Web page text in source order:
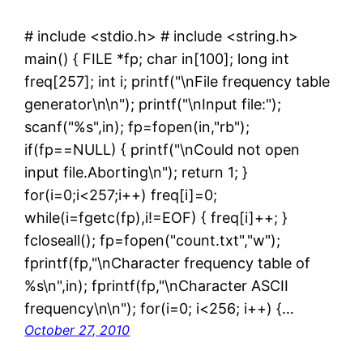
# include <stdio.h> # include <string.h>
main() { FILE *fp; char in[100]; long int
freq[257]; int i; printf("\nFile frequency table
generator\n\n"); printf("\nInput file:");
scanf("%s",in); fp=fopen(in,"rb");
if(fp==NULL) { printf("\nCould not open
input file.Aborting\n"); return 1; }
for(i=0;i<257;i++) freq[i]=0;
while(i=fgetc(fp),i!=EOF) { freq[i]++; }
fcloseall(); fp=fopen("count.txt","w");
fprintf(fp,"\nCharacter frequency table of
%s\n",in); fprintf(fp,"\nCharacter ASCII
frequency\n\n"); for(i=0; i<256; i++) {…
October 27, 2010